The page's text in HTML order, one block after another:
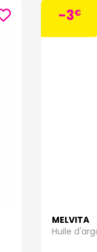
-3€
MELVITA
Huile